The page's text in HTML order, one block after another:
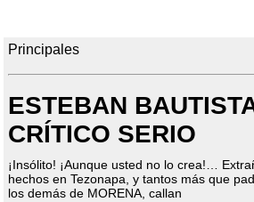
Principales
ESTEBAN
CRÍTICO SERIO
¡Insólito! ¡Aunque usted no lo crea!…
hechos en Tezonapa, y tantos más que
los demás de MORENA, callan